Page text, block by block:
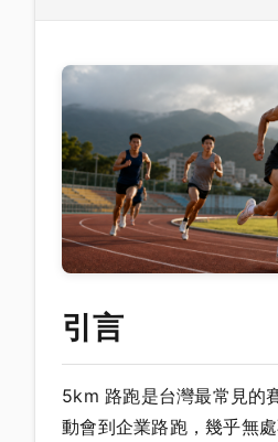
引言
5km 路跑是台灣最常見的
動會到企業路跑，幾乎無